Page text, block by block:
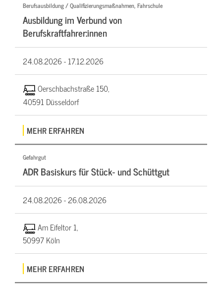
Berufsausbildung / Qualifizierungsmaßnahmen, Fahrschule
Ausbildung im Verbund von
Berufskraftfahrer:innen
24.08.2026 -17.12.2026
Oerschbachstraße 150,
40591 Düsseldorf
MEHR ERFAHREN
Gefahrgut
ADR Basiskurs für Stück- und Schüttgut
24.08.2026 -26.08.2026
Am Eifeltor 1,
50997 Köln
MEHR ERFAHREN